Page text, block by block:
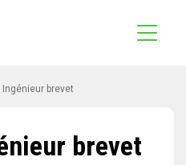
Ingénieur brevet
brevet